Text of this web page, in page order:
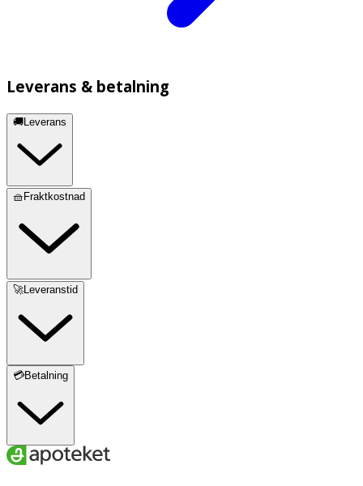
Leverans & betalning
🚚Leverans
🧺Fraktkostnad
🚀Leveranstid
💳Betalning